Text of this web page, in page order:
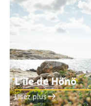
L'île de Hönö
Lisez plus